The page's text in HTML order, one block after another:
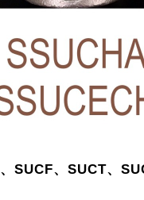
SUCF、SUCT、